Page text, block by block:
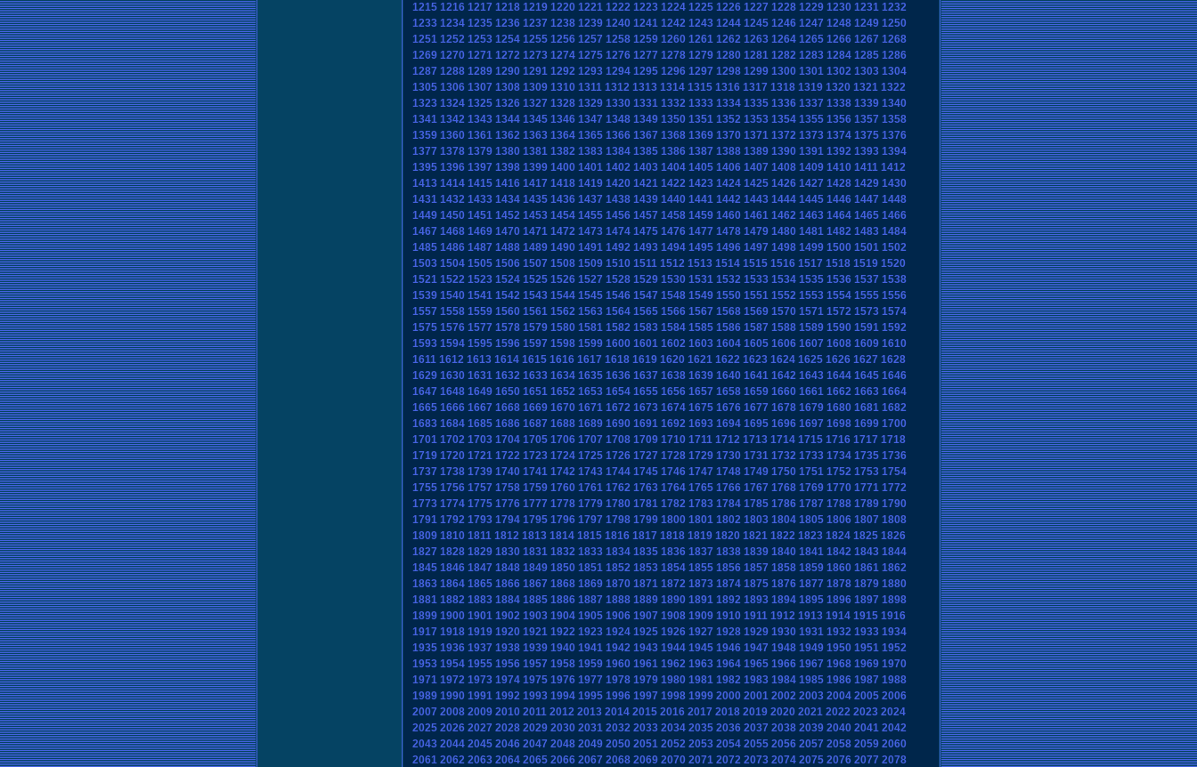
1215 1216 1217 1218 1219 1220 1221 1222 1223 1224 1225 1226 1227 1228 1229 1230 1231 1232
1233 1234 1235 1236 1237 1238 1239 1240 1241 1242 1243 1244 1245 1246 1247 1248 1249 1250
1251 1252 1253 1254 1255 1256 1257 1258 1259 1260 1261 1262 1263 1264 1265 1266 1267 1268
1269 1270 1271 1272 1273 1274 1275 1276 1277 1278 1279 1280 1281 1282 1283 1284 1285 1286
1287 1288 1289 1290 1291 1292 1293 1294 1295 1296 1297 1298 1299 1300 1301 1302 1303 1304
1305 1306 1307 1308 1309 1310 1311 1312 1313 1314 1315 1316 1317 1318 1319 1320 1321 1322
1323 1324 1325 1326 1327 1328 1329 1330 1331 1332 1333 1334 1335 1336 1337 1338 1339 1340
1341 1342 1343 1344 1345 1346 1347 1348 1349 1350 1351 1352 1353 1354 1355 1356 1357 1358
1359 1360 1361 1362 1363 1364 1365 1366 1367 1368 1369 1370 1371 1372 1373 1374 1375 1376
1377 1378 1379 1380 1381 1382 1383 1384 1385 1386 1387 1388 1389 1390 1391 1392 1393 1394
1395 1396 1397 1398 1399 1400 1401 1402 1403 1404 1405 1406 1407 1408 1409 1410 1411 1412
1413 1414 1415 1416 1417 1418 1419 1420 1421 1422 1423 1424 1425 1426 1427 1428 1429 1430
1431 1432 1433 1434 1435 1436 1437 1438 1439 1440 1441 1442 1443 1444 1445 1446 1447 1448
1449 1450 1451 1452 1453 1454 1455 1456 1457 1458 1459 1460 1461 1462 1463 1464 1465 1466
1467 1468 1469 1470 1471 1472 1473 1474 1475 1476 1477 1478 1479 1480 1481 1482 1483 1484
1485 1486 1487 1488 1489 1490 1491 1492 1493 1494 1495 1496 1497 1498 1499 1500 1501 1502
1503 1504 1505 1506 1507 1508 1509 1510 1511 1512 1513 1514 1515 1516 1517 1518 1519 1520
1521 1522 1523 1524 1525 1526 1527 1528 1529 1530 1531 1532 1533 1534 1535 1536 1537 1538
1539 1540 1541 1542 1543 1544 1545 1546 1547 1548 1549 1550 1551 1552 1553 1554 1555 1556
1557 1558 1559 1560 1561 1562 1563 1564 1565 1566 1567 1568 1569 1570 1571 1572 1573 1574
1575 1576 1577 1578 1579 1580 1581 1582 1583 1584 1585 1586 1587 1588 1589 1590 1591 1592
1593 1594 1595 1596 1597 1598 1599 1600 1601 1602 1603 1604 1605 1606 1607 1608 1609 1610
1611 1612 1613 1614 1615 1616 1617 1618 1619 1620 1621 1622 1623 1624 1625 1626 1627 1628
1629 1630 1631 1632 1633 1634 1635 1636 1637 1638 1639 1640 1641 1642 1643 1644 1645 1646
1647 1648 1649 1650 1651 1652 1653 1654 1655 1656 1657 1658 1659 1660 1661 1662 1663 1664
1665 1666 1667 1668 1669 1670 1671 1672 1673 1674 1675 1676 1677 1678 1679 1680 1681 1682
1683 1684 1685 1686 1687 1688 1689 1690 1691 1692 1693 1694 1695 1696 1697 1698 1699 1700
1701 1702 1703 1704 1705 1706 1707 1708 1709 1710 1711 1712 1713 1714 1715 1716 1717 1718
1719 1720 1721 1722 1723 1724 1725 1726 1727 1728 1729 1730 1731 1732 1733 1734 1735 1736
1737 1738 1739 1740 1741 1742 1743 1744 1745 1746 1747 1748 1749 1750 1751 1752 1753 1754
1755 1756 1757 1758 1759 1760 1761 1762 1763 1764 1765 1766 1767 1768 1769 1770 1771 1772
1773 1774 1775 1776 1777 1778 1779 1780 1781 1782 1783 1784 1785 1786 1787 1788 1789 1790
1791 1792 1793 1794 1795 1796 1797 1798 1799 1800 1801 1802 1803 1804 1805 1806 1807 1808
1809 1810 1811 1812 1813 1814 1815 1816 1817 1818 1819 1820 1821 1822 1823 1824 1825 1826
1827 1828 1829 1830 1831 1832 1833 1834 1835 1836 1837 1838 1839 1840 1841 1842 1843 1844
1845 1846 1847 1848 1849 1850 1851 1852 1853 1854 1855 1856 1857 1858 1859 1860 1861 1862
1863 1864 1865 1866 1867 1868 1869 1870 1871 1872 1873 1874 1875 1876 1877 1878 1879 1880
1881 1882 1883 1884 1885 1886 1887 1888 1889 1890 1891 1892 1893 1894 1895 1896 1897 1898
1899 1900 1901 1902 1903 1904 1905 1906 1907 1908 1909 1910 1911 1912 1913 1914 1915 1916
1917 1918 1919 1920 1921 1922 1923 1924 1925 1926 1927 1928 1929 1930 1931 1932 1933 1934
1935 1936 1937 1938 1939 1940 1941 1942 1943 1944 1945 1946 1947 1948 1949 1950 1951 1952
1953 1954 1955 1956 1957 1958 1959 1960 1961 1962 1963 1964 1965 1966 1967 1968 1969 1970
1971 1972 1973 1974 1975 1976 1977 1978 1979 1980 1981 1982 1983 1984 1985 1986 1987 1988
1989 1990 1991 1992 1993 1994 1995 1996 1997 1998 1999 2000 2001 2002 2003 2004 2005 2006
2007 2008 2009 2010 2011 2012 2013 2014 2015 2016 2017 2018 2019 2020 2021 2022 2023 2024
2025 2026 2027 2028 2029 2030 2031 2032 2033 2034 2035 2036 2037 2038 2039 2040 2041 2042
2043 2044 2045 2046 2047 2048 2049 2050 2051 2052 2053 2054 2055 2056 2057 2058 2059 2060
2061 2062 2063 2064 2065 2066 2067 2068 2069 2070 2071 2072 2073 2074 2075 2076 2077 2078